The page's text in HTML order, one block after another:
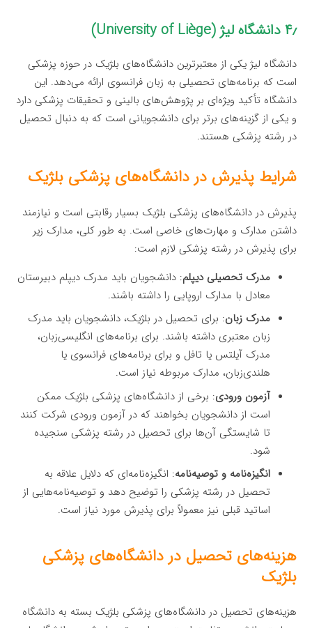
۴٫ دانشگاه لیژ (University of Liège)
دانشگاه لیژ یکی از معتبرترین دانشگاه‌های بلژیک در حوزه پزشکی
است که برنامه‌های تحصیلی به زبان فرانسوی ارائه می‌دهد. این
دانشگاه تأکید ویژه‌ای بر پژوهش‌های بالینی و تحقیقات پزشکی دارد
و یکی از گزینه‌های برتر برای دانشجویانی است که به دنبال تحصیل
در رشته پزشکی هستند.
شرایط پذیرش در دانشگاه‌های پزشکی بلژیک
پذیرش در دانشگاه‌های پزشکی بلژیک بسیار رقابتی است و نیازمند
داشتن مدارک و مهارت‌های خاصی است. به طور کلی، مدارک زیر
برای پذیرش در رشته پزشکی لازم است:
مدرک تحصیلی دیپلم: دانشجویان باید مدرک دیپلم دبیرستان
معادل با مدارک اروپایی را داشته باشند.
مدرک زبان: برای تحصیل در بلژیک، دانشجویان باید مدرک
زبان معتبری داشته باشند. برای برنامه‌های انگلیسی‌زبان،
مدرک آیلتس یا تافل و برای برنامه‌های فرانسوی یا
هلندی‌زبان، مدارک مربوطه نیاز است.
آزمون ورودی: برخی از دانشگاه‌های پزشکی بلژیک ممکن
است از دانشجویان بخواهند که در آزمون ورودی شرکت کنند
تا شایستگی آن‌ها برای تحصیل در رشته پزشکی سنجیده
شود.
انگیزه‌نامه و توصیه‌نامه: انگیزه‌نامه‌ای که دلایل علاقه به
تحصیل در رشته پزشکی را توضیح دهد و توصیه‌نامه‌هایی از
اساتید قبلی نیز معمولاً برای پذیرش مورد نیاز است.
هزینه‌های تحصیل در دانشگاه‌های پزشکی
بلژیک
هزینه‌های تحصیل در دانشگاه‌های پزشکی بلژیک بسته به دانشگاه